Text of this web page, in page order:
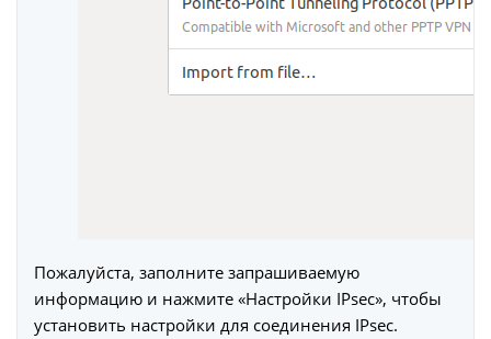
Пожалуйста, заполните запрашиваемую
информацию и нажмите «Настройки IPsec», чтобы
установить настройки для соединения IPsec.